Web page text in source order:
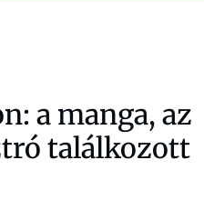
a manga, az
találkozott